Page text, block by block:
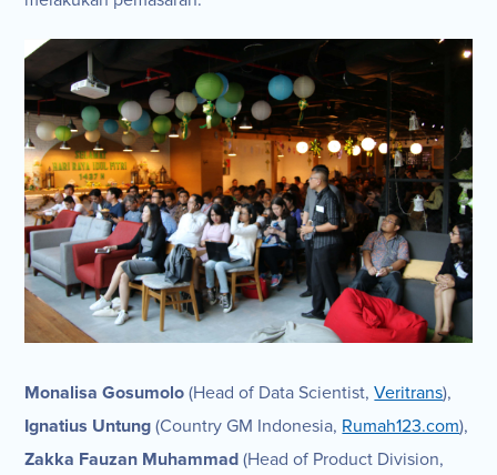
Monalisa Gosumolo (Head of Data Scientist,Veritrans),
Ignatius Untung (Country GM Indonesia, Rumah123.com),
Zakka Fauzan Muhammad (Head of Product Division,